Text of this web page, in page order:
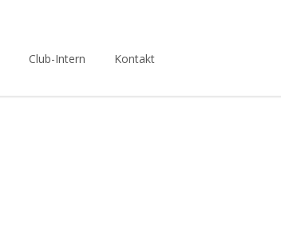
Club-Intern Kontakt